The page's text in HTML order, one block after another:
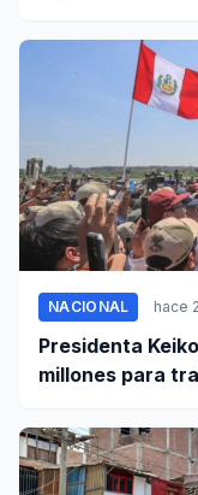
NACIONAL hace
Presidenta
millones para